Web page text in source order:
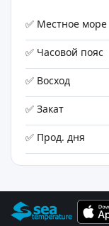
✅ Местное море
✅ Часовой пояс
✅ Восход
✅ Закат
✅ Прод. дня